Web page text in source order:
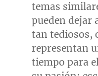
temas
pueden dejar
tan tediosos,
representan
tiempo para